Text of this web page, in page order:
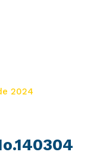
2024